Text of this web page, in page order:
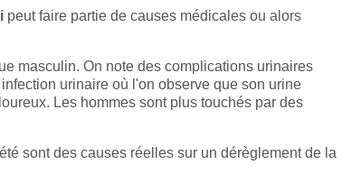
peut faire partie de causes médicales ou alors
masculin. On note des complications urinaires
urinaire où l'on observe que son urine
Les hommes sont plus touchés par des
sont des causes réelles sur un dérèglement de la